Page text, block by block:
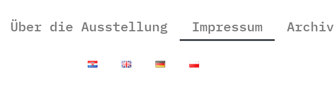
Über die Ausstellung Impressum Archiv